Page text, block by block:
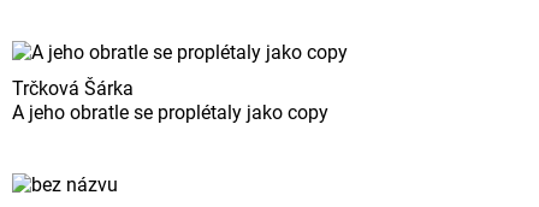
Trčková Šárka
A jeho obratle se proplétaly jako copy